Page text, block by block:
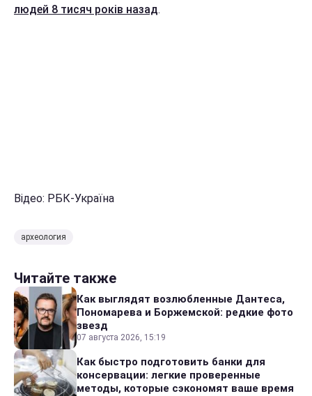
людей 8 тисяч років назад.
Відео: РБК-Україна
археология
Читайте также
Как выглядят возлюбленные Дантеса,
Пономарева и Боржемской: редкие фото
звезд
07 августа 2026, 15:19
Как быстро подготовить банки для
консервации: легкие проверенные
методы, которые сэкономят ваше время